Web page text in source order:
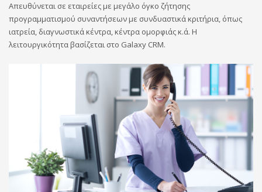
Απευθύνεται σε εταιρείες με μεγάλο όγκο ζήτησης
προγραμματισμού συναντήσεων με συνδυαστικά κριτήρια, όπως
ιατρεία, διαγνωστικά κέντρα, κέντρα ομορφιάς κ.ά. Η
λειτουργικότητα βασίζεται στο Galaxy CRM.